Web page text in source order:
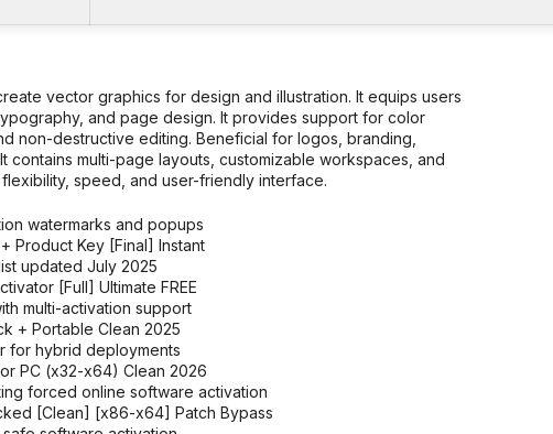
vector graphics for design and illustration. It equips users
and page design. It provides support for color
non-destructive editing. Beneficial for logos, branding,
contains multi-page layouts, customizable workspaces, and
speed, and user-friendly interface.
watermarks and popups
Product Key [Final] Instant
updated July 2025
[Full] Ultimate FREE
multi-activation support
+ Portable Clean 2025
for hybrid deployments
PC (x32-x64) Clean 2026
forced online software activation
[Clean] [x86-x64] Patch Bypass